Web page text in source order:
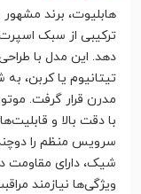
هابلیوت، برند
ترکیبی از سبک
تیتانیوم یا کربن،
مدرن قرار گرفت.
با دقت بالا و
سرویس منظم را
شیک، دارای مقاومت
ویژگی‌ها نیازمند